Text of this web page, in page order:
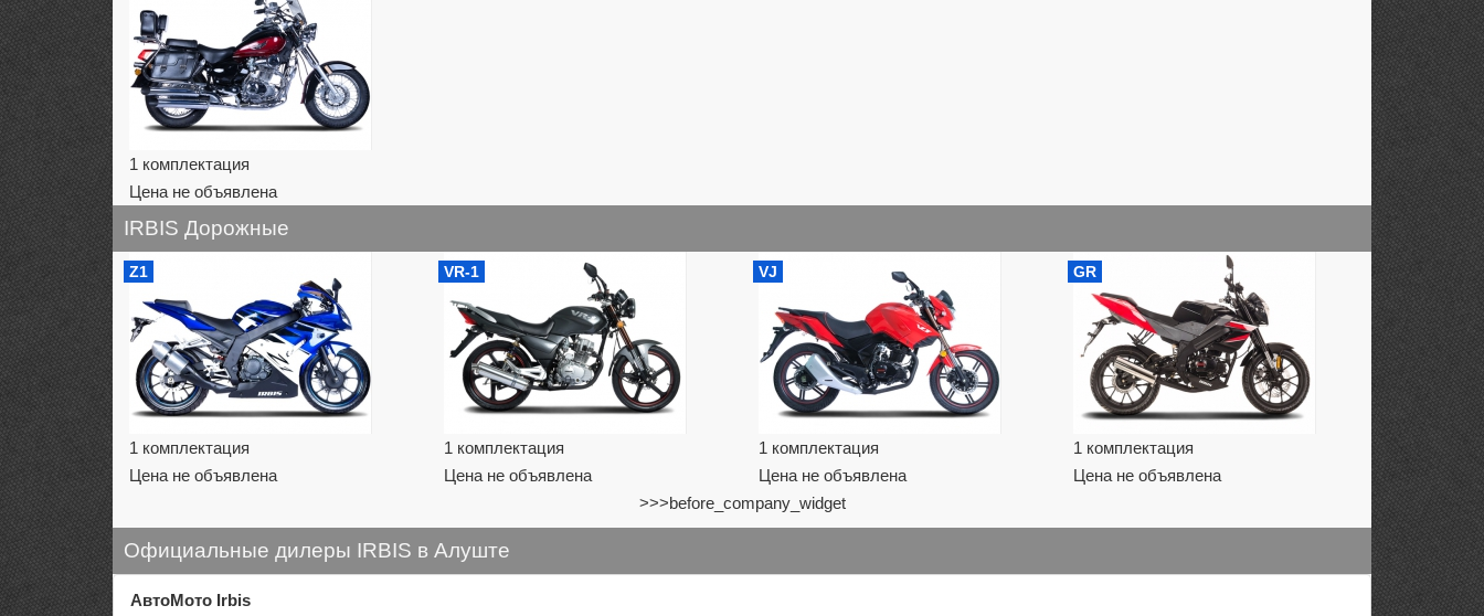
1 комплектация
Цена не объявлена
IRBIS Дорожные
Z1
1 комплектация
Цена не объявлена
VR-1
1 комплектация
Цена не объявлена
VJ
1 комплектация
Цена не объявлена
GR
1 комплектация
Цена не объявлена
>>>before_company_widget
Официальные дилеры IRBIS в Алуште
АвтоМото Irbis